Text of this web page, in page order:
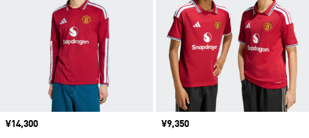
価格
¥14,300
価格
¥9,350